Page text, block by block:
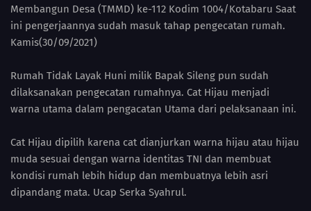
Membangun Desa (TMMD) ke-112 Kodim 1004/Kotabaru Saat
ini pengerjaannya sudah masuk tahap pengecatan rumah.
Kamis(30/09/2021)
Rumah Tidak Layak Huni milik Bapak Sileng pun sudah
dilaksanakan pengecatan rumahnya. Cat Hijau menjadi
warna utama dalam pengacatan Utama dari pelaksanaan ini.
Cat Hijau dipilih karena cat dianjurkan warna hijau atau hijau
muda sesuai dengan warna identitas TNI dan membuat
kondisi rumah lebih hidup dan membuatnya lebih asri
dipandang mata. Ucap Serka Syahrul.